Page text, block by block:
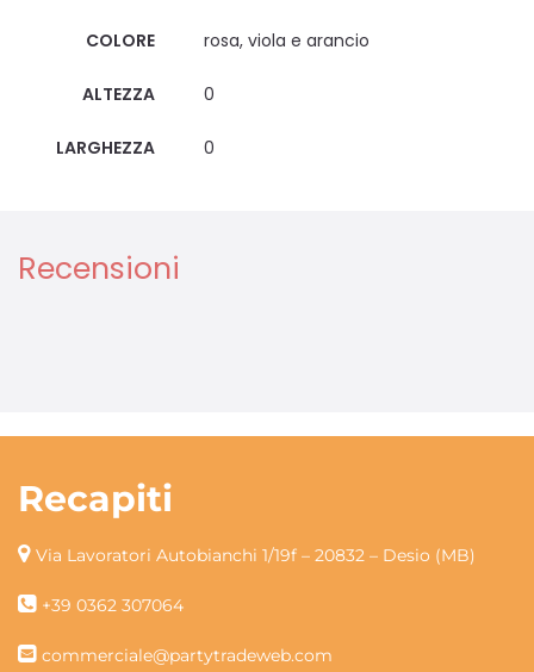
COLORE rosa, viola e arancio
ALTEZZA 0
LARGHEZZA 0
Recensioni
Recapiti
Via Lavoratori Autobianchi 1/19f – 20832 – Desio (MB)
+39 0362 307064
commerciale@partytradeweb.com